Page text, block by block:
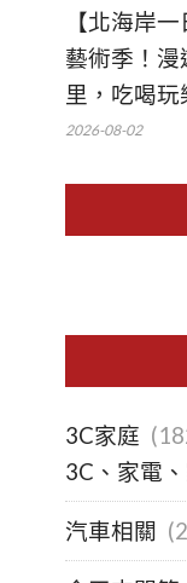
【北海岸
藝術季！
里，吃喝
2026-08-02
3C家庭
3C、家電
汽車相關